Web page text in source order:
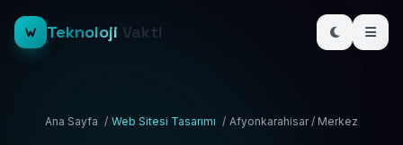
Teknoloji Vakti
Ana Sayfa / Web Sitesi Tasarımı / Afyonkarahisar / Merkez